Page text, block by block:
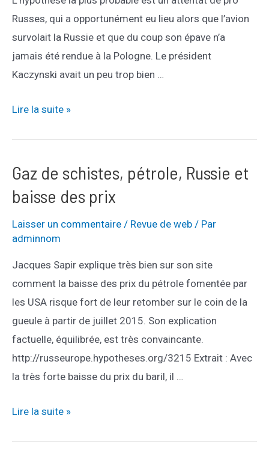
Russes, qui a opportunément eu lieu alors que l’avion
survolait la Russie et que du coup son épave n’a
jamais été rendue à la Pologne. Le président
Kaczynski avait un peu trop bien …
Mort
Polonais
en
2010
Lire la suite »
Gaz de schistes, pétrole, Russie et
baisse des prix
Laisser un commentaire / Revue de web / Par
adminnom
Jacques Sapir explique très bien sur son site
comment la baisse des prix du pétrole fomentée par
les USA risque fort de leur retomber sur le coin de la
gueule à partir de juillet 2015. Son explication
factuelle, équilibrée, est très convaincante.
http://russeurope.hypotheses.org/3215 Extrait : Avec
la très forte baisse du prix du baril, il …
Gaz
Lire la suite »